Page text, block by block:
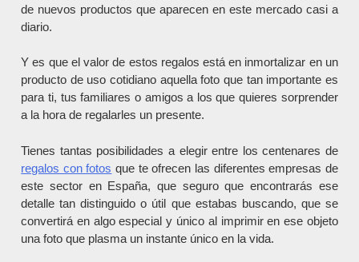
de nuevos productos que aparecen en este mercado casi a
diario.
Y es que el valor de estos regalos está en inmortalizar en un
producto de uso cotidiano aquella foto que tan importante es
para ti, tus familiares o amigos a los que quieres sorprender
a la hora de regalarles un presente.
Tienes tantas posibilidades a elegir entre los centenares de
regalos con fotos que te ofrecen las diferentes empresas de
este sector en España, que seguro que encontrarás ese
detalle tan distinguido o útil que estabas buscando, que se
convertirá en algo especial y único al imprimir en ese objeto
una foto que plasma un instante único en la vida.